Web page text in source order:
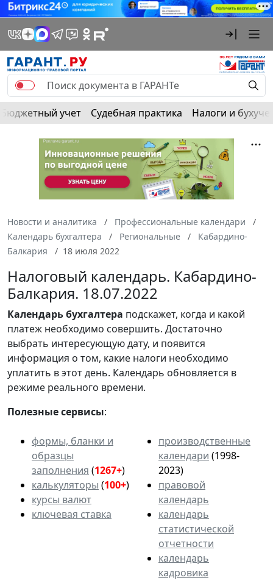
Бюджетный учет Судебная практика Налоги и
Новости и аналитика
Профессиональные календари
Календарь бухгалтера
Региональные
Кабардино-
Балкария
18 июля 2022
Налоговый календарь. Кабардино-
Балкария. 18.07.2022
Календарьбухгалтера подскажет, когда и какой
платеж необходимо совершить. Достаточно
выбрать интересующую дату, и появится
информация о том, какие налоги необходимо
уплатить в этот день. Календарь обновляется в
режиме реального времени.
Полезные сервисы:
формы, бланки и
образцы
заполнения (1267+)
калькуляторы (100+)
курсы валют
ключевая ставка
производственные
календари (1998-
2023)
правовой
календарь
календарь
статистической
отчетности
календарь
кадровика